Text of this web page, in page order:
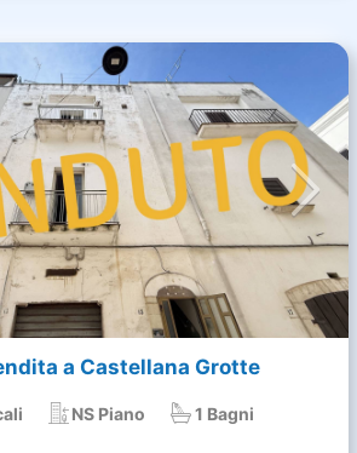
a Castellana Grotte
NS Piano 1 Bagni